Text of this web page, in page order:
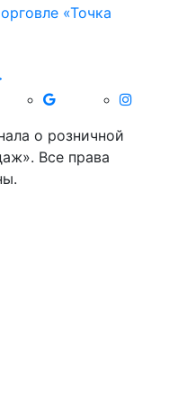
о розничной
Все права